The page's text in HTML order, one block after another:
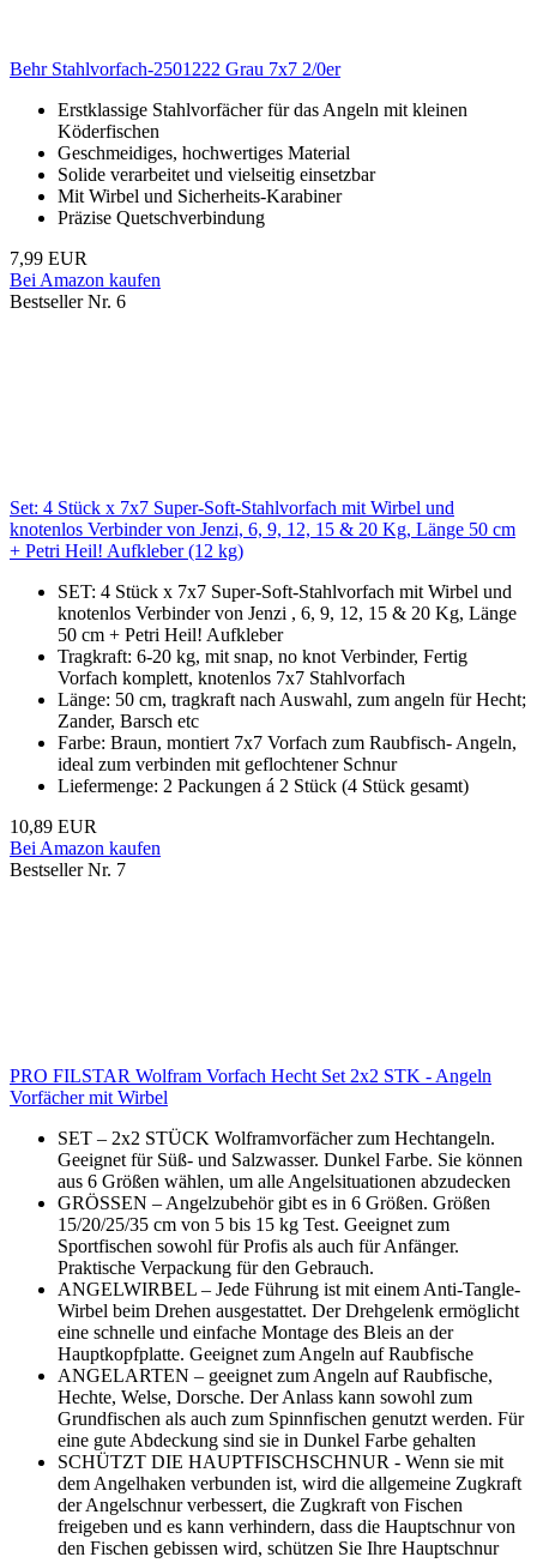
Behr Stahlvorfach-2501222 Grau 7x7 2/0er
Erstklassige Stahlvorfächer für das Angeln mit kleinen
Köderfischen
Geschmeidiges, hochwertiges Material
Solide verarbeitet und vielseitig einsetzbar
Mit Wirbel und Sicherheits-Karabiner
Präzise Quetschverbindung
7,99 EUR
Bei Amazon kaufen
Bestseller Nr. 6
Set: 4 Stück x 7x7 Super-Soft-Stahlvorfach mit Wirbel und
knotenlos Verbinder von Jenzi, 6, 9, 12, 15 & 20 Kg, Länge 50 cm
+ Petri Heil! Aufkleber (12 kg)
SET: 4 Stück x 7x7 Super-Soft-Stahlvorfach mit Wirbel und
knotenlos Verbinder von Jenzi , 6, 9, 12, 15 & 20 Kg, Länge
50 cm + Petri Heil! Aufkleber
Tragkraft: 6-20 kg, mit snap, no knot Verbinder, Fertig
Vorfach komplett, knotenlos 7x7 Stahlvorfach
Länge: 50 cm, tragkraft nach Auswahl, zum angeln für Hecht;
Zander, Barsch etc
Farbe: Braun, montiert 7x7 Vorfach zum Raubfisch- Angeln,
ideal zum verbinden mit geflochtener Schnur
Liefermenge: 2 Packungen á 2 Stück (4 Stück gesamt)
10,89 EUR
Bei Amazon kaufen
Bestseller Nr. 7
PRO FILSTAR Wolfram Vorfach Hecht Set 2x2 STK - Angeln
Vorfächer mit Wirbel
SET – 2x2 STÜCK Wolframvorfächer zum Hechtangeln.
Geeignet für Süß- und Salzwasser. Dunkel Farbe. Sie können
aus 6 Größen wählen, um alle Angelsituationen abzudecken
GRÖSSEN – Angelzubehör gibt es in 6 Größen. Größen
15/20/25/35 cm von 5 bis 15 kg Test. Geeignet zum
Sportfischen sowohl für Profis als auch für Anfänger.
Praktische Verpackung für den Gebrauch.
ANGELWIRBEL – Jede Führung ist mit einem Anti-Tangle-
Wirbel beim Drehen ausgestattet. Der Drehgelenk ermöglicht
eine schnelle und einfache Montage des Bleis an der
Hauptkopfplatte. Geeignet zum Angeln auf Raubfische
ANGELARTEN – geeignet zum Angeln auf Raubfische,
Hechte, Welse, Dorsche. Der Anlass kann sowohl zum
Grundfischen als auch zum Spinnfischen genutzt werden. Für
eine gute Abdeckung sind sie in Dunkel Farbe gehalten
SCHÜTZT DIE HAUPTFISCHSCHNUR - Wenn sie mit
dem Angelhaken verbunden ist, wird die allgemeine Zugkraft
der Angelschnur verbessert, die Zugkraft von Fischen
freigeben und es kann verhindern, dass die Hauptschnur von
den Fischen gebissen wird, schützen Sie Ihre Hauptschnur